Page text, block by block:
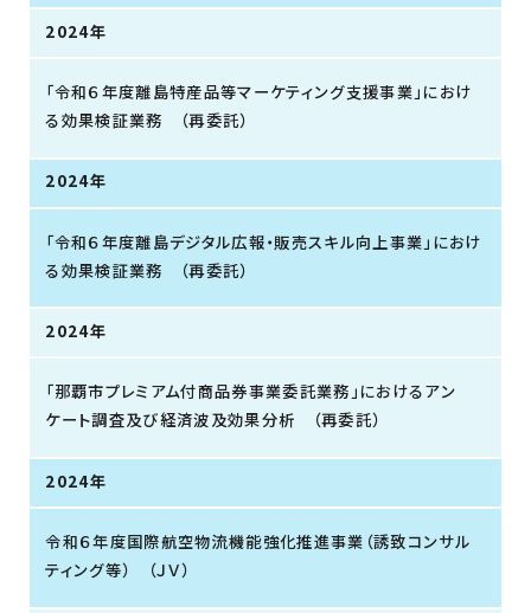
2024年
「令和６年度離島特産品等マーケティング支援事業」におけ
る効果検証業務 （再委託）
2024年
「令和６年度離島デジタル広報・販売スキル向上事業」におけ
る効果検証業務 （再委託）
2024年
「那覇市プレミアム付商品券事業委託業務」におけるアン
ケート調査及び経済波及効果分析 （再委託）
2024年
令和６年度国際航空物流機能強化推進事業（誘致コンサル
ティング等） （ＪＶ）